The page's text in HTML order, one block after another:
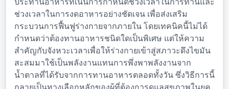
ช่วงเวลาในการงดอาหารอย่างชัดเจน เพื่อส่งเสริม
กระบวนการฟื้นฟูร่างกายจากภายใน โดยเทคนิคนี้ไม่ได้
กำหนดว่าต้องทานอาหารชนิดใดเป็นพิเศษ แต่ให้ความ
สำคัญกับจังหวะเวลาเพื่อให้ร่างกายเข้าสู่สภาวะดึงไขมัน
สะสมมาใช้เป็นพลังงานแทนการพึ่งพาพลังงานจาก
น้ำตาลที่ได้รับจากการทานอาหารตลอดทั้งวัน ซึ่งวิธีการนี้
กลายเป็นทางเลือกหลักของผู้ที่ต้องการดูแลสุขภาพในยุค